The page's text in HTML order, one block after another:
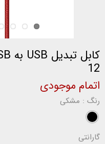
12
اتمام موجودی
رنگ : مشکی
گارانتی